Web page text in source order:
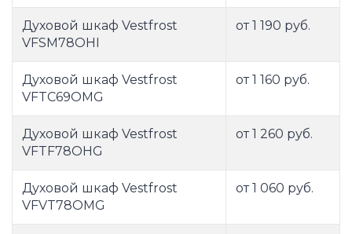
Духовой шкаф Vestfrost
VFSM78OHI
от 1 190 руб.
Духовой шкаф Vestfrost
VFTC69OMG
от 1 160 руб.
Духовой шкаф Vestfrost
VFTF78OHG
от 1 260 руб.
Духовой шкаф Vestfrost
VFVT78OMG
от 1 060 руб.